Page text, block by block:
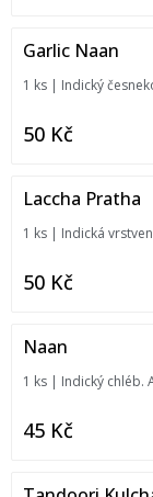
Garlic Naan
1 ks | Indický
50 Kč
Laccha Pratha
1 ks | Indická
50 Kč
Naan
1 ks | Indický chléb.
45 Kč